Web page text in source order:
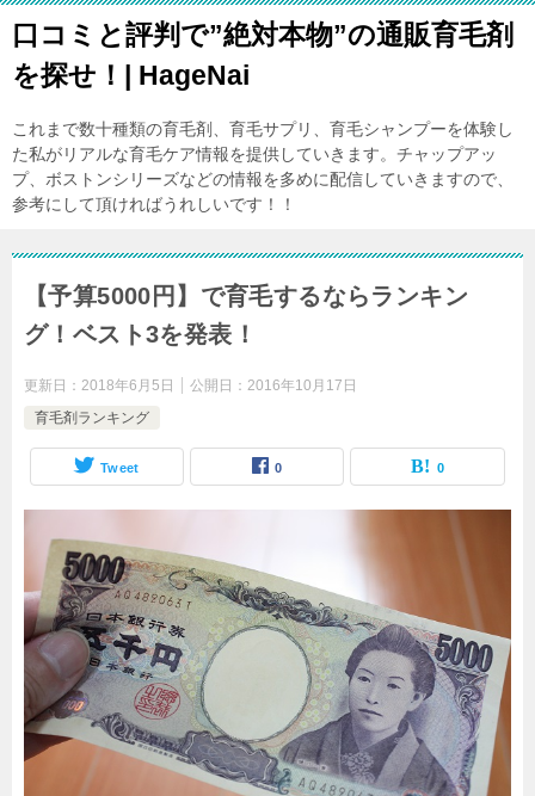
口コミと評判で”絶対本物”の通販育毛剤
を探せ！| HageNai
これまで数十種類の育毛剤、育毛サプリ、育毛シャンプーを体験し
た私がリアルな育毛ケア情報を提供していきます。チャップアッ
プ、ボストンシリーズなどの情報を多めに配信していきますので、
参考にして頂ければうれしいです！！
【予算5000円】で育毛するならランキン
グ！ベスト3を発表！
更新日： 2018年6月5日 公開日： 2016年10月17日
育毛剤ランキング
Tweet 0 0